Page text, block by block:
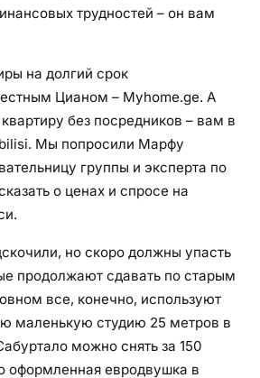
трудностей – он вам
на долгий срок
Цианом – Myhome.ge. А
без посредников – вам в
Мы попросили Марфу
группы и эксперта по
о ценах и спросе на
но скоро должны упасть
продолжают сдавать по старым
все, конечно, используют
маленькую студию 25 метров в
можно снять за 150
оформленная евродвушка в